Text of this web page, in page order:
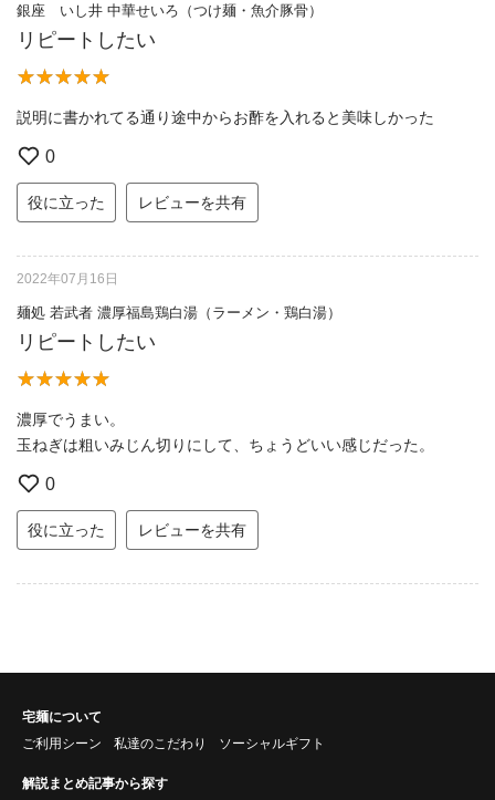
銀座 いし井 中華せいろ（つけ麺・魚介豚骨）
リピートしたい
説明に書かれてる通り途中からお酢を入れると美味しかった
0
役に立った レビューを共有
2022年07月16日
麺処 若武者 濃厚福島鶏白湯（ラーメン・鶏白湯）
リピートしたい
濃厚でうまい。
玉ねぎは粗いみじん切りにして、ちょうどいい感じだった。
0
役に立った レビューを共有
宅麺について
ご利用シーン
私達のこだわり ソーシャルギフト
解説まとめ記事から探す